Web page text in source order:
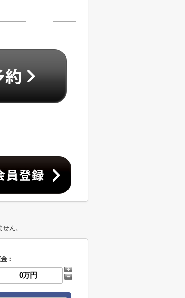
ん。
：